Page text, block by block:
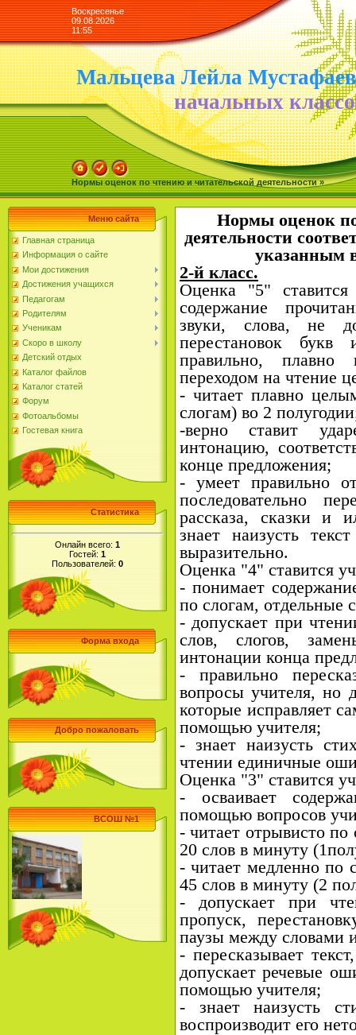
Воскресенье
09.08.2026
11:55
Мальцева Лейла
начальных
Нормы оценок по чтению и читательской деятельности »
Меню сайта
Главная страница
Информация о сайте
Мои достижения
Достижения учащихся
Педагогам
Родителям
Ученикам
Скоро в школу
Детский отдых
Каталог файлов
Каталог статей
Форум
Фотоальбомы
Гостевая книга
Статистика
Онлайн всего: 1
Гостей: 1
Пользователей: 0
Форма входа
Добро пожаловать
ВСОШ №1
Нормы оценок
деятельности
указанным
2-й класс.
Оценка "5"
содержание
звуки, слова, не
перестановок
правильно,
переходом на чтение
- читает плавно
слогам) во 2
-верно ставит
интонацию,
конце предложения;
- умеет правильно
последовательно
рассказа, сказки и
знает наизусть
выразительно.
Оценка "4" ставится
- понимает
по слогам, отдельные
- допускает при
слов, слогов,
интонации конца
- правильно
вопросы учителя, но
которые исправляет
помощью учителя;
- знает наизусть
чтении единичные
Оценка "3" ставится
- осваивает
помощью вопросов
- читает отрывисто
20 слов в минуту
- читает медленно по
45 слов в минуту (2
- допускает при
пропуск,
паузы между словами
- пересказывает
допускает речевые
помощью учителя;
- знает наизусть
воспроизводит его